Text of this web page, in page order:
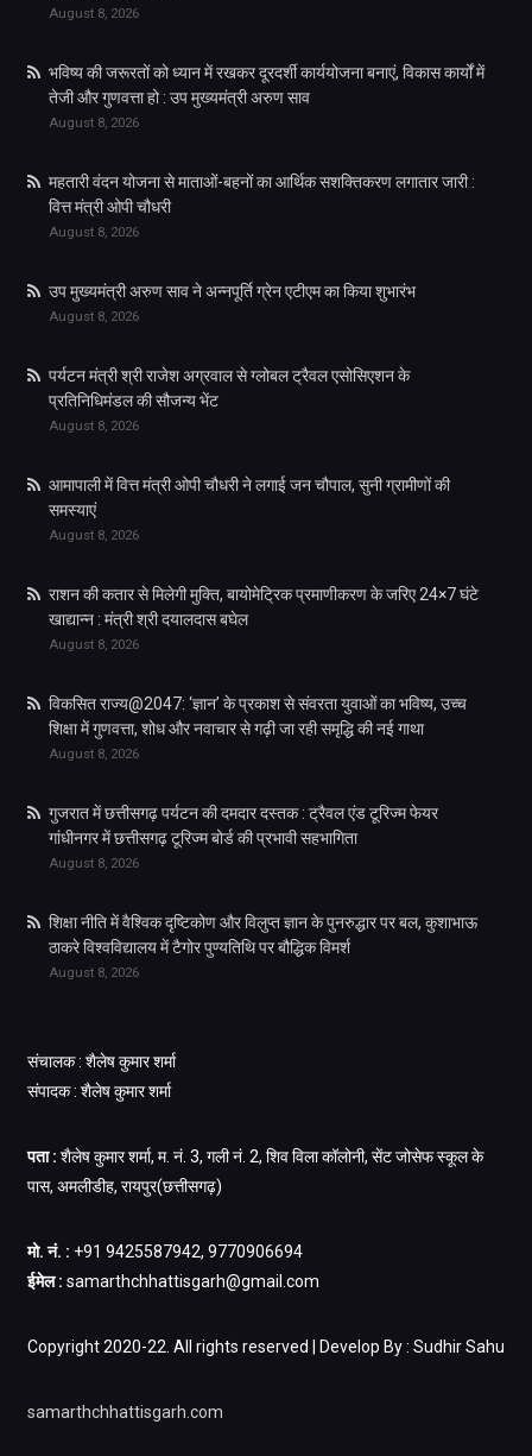
August 8, 2026
भविष्य की जरूरतों को ध्यान में रखकर दूरदर्शी कार्ययोजना बनाएं, विकास कार्यों में
तेजी और गुणवत्ता हो : उप मुख्यमंत्री अरुण साव
August 8, 2026
महतारी वंदन योजना से माताओं-बहनों का आर्थिक सशक्तिकरण लगातार जारी :
वित्त मंत्री ओपी चौधरी
August 8, 2026
उप मुख्यमंत्री अरुण साव ने अन्नपूर्ति ग्रेन एटीएम का किया शुभारंभ
August 8, 2026
पर्यटन मंत्री श्री राजेश अग्रवाल से ग्लोबल ट्रैवल एसोसिएशन के
प्रतिनिधिमंडल की सौजन्य भेंट
August 8, 2026
आमापाली में वित्त मंत्री ओपी चौधरी ने लगाई जन चौपाल, सुनी ग्रामीणों की
समस्याएं
August 8, 2026
राशन की कतार से मिलेगी मुक्ति, बायोमेट्रिक प्रमाणीकरण के जरिए 24×7 घंटे
खाद्यान्न : मंत्री श्री दयालदास बघेल
August 8, 2026
विकसित राज्य@2047: ‘ज्ञान’ के प्रकाश से संवरता युवाओं का भविष्य, उच्च
शिक्षा में गुणवत्ता, शोध और नवाचार से गढ़ी जा रही समृद्धि की नई गाथा
August 8, 2026
गुजरात में छत्तीसगढ़ पर्यटन की दमदार दस्तक : ट्रैवल एंड टूरिज्म फेयर
गांधीनगर में छत्तीसगढ़ टूरिज्म बोर्ड की प्रभावी सहभागिता
August 8, 2026
शिक्षा नीति में वैश्विक दृष्टिकोण और विलुप्त ज्ञान के पुनरुद्धार पर बल, कुशाभाऊ
ठाकरे विश्वविद्यालय में टैगोर पुण्यतिथि पर बौद्धिक विमर्श
August 8, 2026
संचालक : शैलेष कुमार शर्मा
संपादक : शैलेष कुमार शर्मा
पता : शैलेष कुमार शर्मा, म. नं. 3, गली नं. 2, शिव विला कॉलोनी, सेंट जोसेफ स्कूल के
पास, अमलीडीह, रायपुर(छत्तीसगढ़)
मो. नं. : +91 9425587942, 9770906694
ईमेल : samarthchhattisgarh@gmail.com
Copyright 2020-22. All rights reserved | Develop By : Sudhir Sahu
samarthchhattisgarh.com